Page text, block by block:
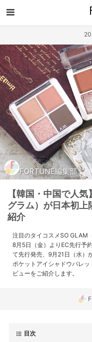
FORTUNE編集部
【韓国・中国で人
グラム）が日本初上
紹介
注目のタイコスメSO GLAM
8月5日（金）よりEC先行予
て先行発売、9月21日（水）
ポケットアイシャドウパレ
ビューをご紹介します。
目次